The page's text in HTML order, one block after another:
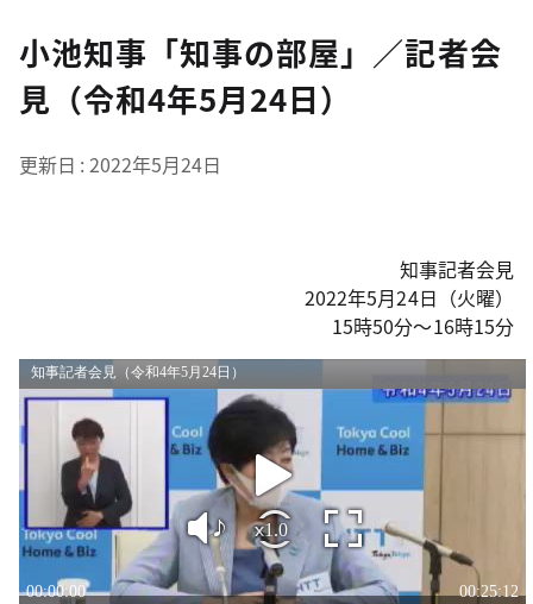
小池知事「知事の部屋」／記者会
見（令和4年5月24日）
更新日 2022年5月24日
知事記者会見
2022年5月24日（火曜）
15時50分～16時15分